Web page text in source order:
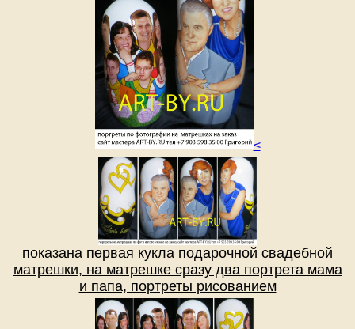
<
показана первая кукла подарочной свадебной
матрешки, на матрешке сразу два портрета мама
и папа, портреты рисованием